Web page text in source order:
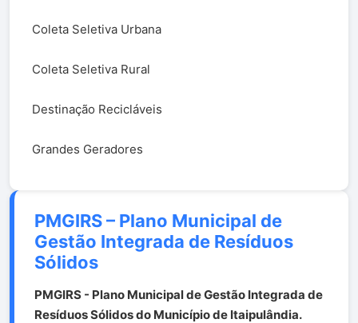
Coleta Seletiva Urbana
Coleta Seletiva Rural
Destinação Recicláveis
Grandes Geradores
PMGIRS – Plano Municipal de
Gestão Integrada de Resíduos
Sólidos
PMGIRS - Plano Municipal de Gestão Integrada de
Resíduos Sólidos do Município de Itaipulândia.